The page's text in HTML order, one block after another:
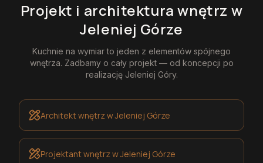
Projekt i architektura wnętrz w
Jeleniej Górze
Kuchnie na wymiarto jeden z elementów spójnego
wnętrza. Zadbamy o cały projekt — od koncepcji po
realizację Jeleniej Góry.
Architekt wnętrzw Jeleniej Górze
Projektant wnętrzw Jeleniej Górze